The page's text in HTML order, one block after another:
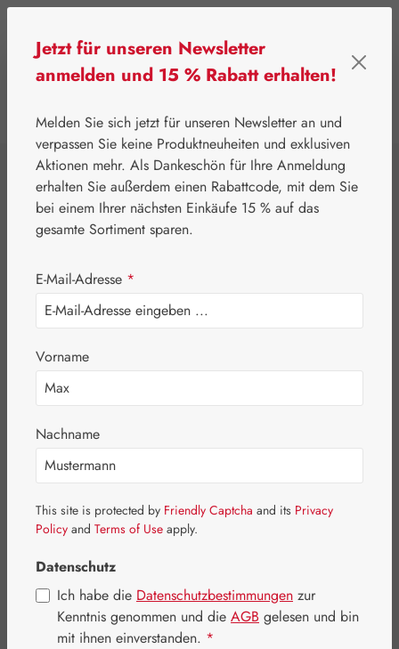
⌂ Gall Pharma Topinambur
Topinambur Plus
GPH Spray
Bildergalerie überspringen
Jetzt für unseren Newsletter
anmelden und 15 % Rabatt erhalten!
Melden Sie sich jetzt für unseren Newsletter an und
verpassen Sie keine Produktneuheiten und exklusiven
Aktionen mehr. Als Dankeschön für Ihre Anmeldung
erhalten Sie außerdem einen Rabattcode, mit dem Sie
bei einem Ihrer nächsten Einkäufe 15 % auf das
gesamte Sortiment sparen.
E-Mail-Adresse *
Vorname
Nachname
This site is protected by Friendly Captcha and its Privacy
Policy and Terms of Use apply.
Datenschutz
Ich habe die Datenschutzbestimmungen zur
Kenntnis genommen und die AGB gelesen und bin
mit ihnen einverstanden. *